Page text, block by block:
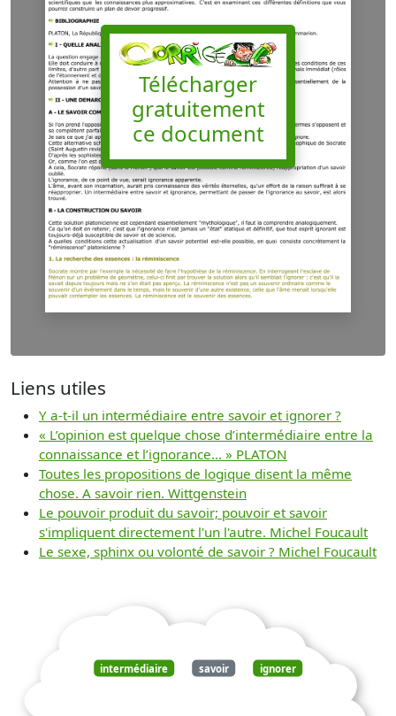
Télécharger
gratuitement
ce document
Liens utiles
Y a-t-il un intermédiaire entre savoir et ignorer ?
« L’opinion est quelque chose d’intermédiaire entre la
connaissance et l’ignorance... » PLATON
Toutes les propositions de logique disent la même
chose. A savoir rien. Wittgenstein
Le pouvoir produit du savoir; pouvoir et savoir
s'impliquent directement l'un l'autre. Michel Foucault
Le sexe, sphinx ou volonté de savoir ? Michel Foucault
intermédiaire savoir ignorer